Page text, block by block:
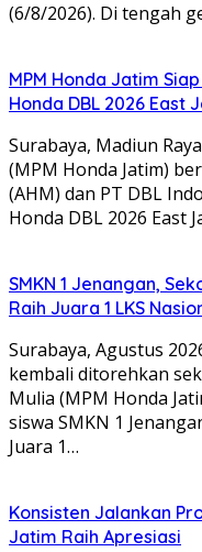
(6/8/2026). Di tengah
MPM Honda Jatim
Honda DBL 2026 East
Surabaya, Madiun
(MPM Honda Jatim)
(AHM) dan PT DBL
Honda DBL 2026 East
SMKN 1 Jenangan,
Raih Juara 1 LKS
Surabaya, Agustus
kembali ditorehkan
Mulia (MPM Honda
siswa SMKN 1
Juara 1…
Konsisten Jalankan
Jatim Raih Apresiasi